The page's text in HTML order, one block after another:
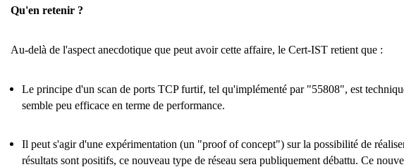
Qu'en retenir ?
Au-delà de l'aspect anecdotique que peut avoir cette affaire, le Cert-IST retient que :
Le principe d'un scan de ports TCP furtif, tel qu'implémenté par "55808", est
semble peu efficace en terme de performance.
Il peut s'agir d'une expérimentation (un "proof of concept") sur la possibilité de
résultats sont positifs, ce nouveau type de réseau sera publiquement débattu. Ce